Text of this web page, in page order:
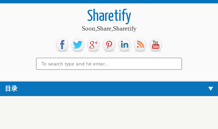
Sharetify
Soon,Share,Sharetify
目录